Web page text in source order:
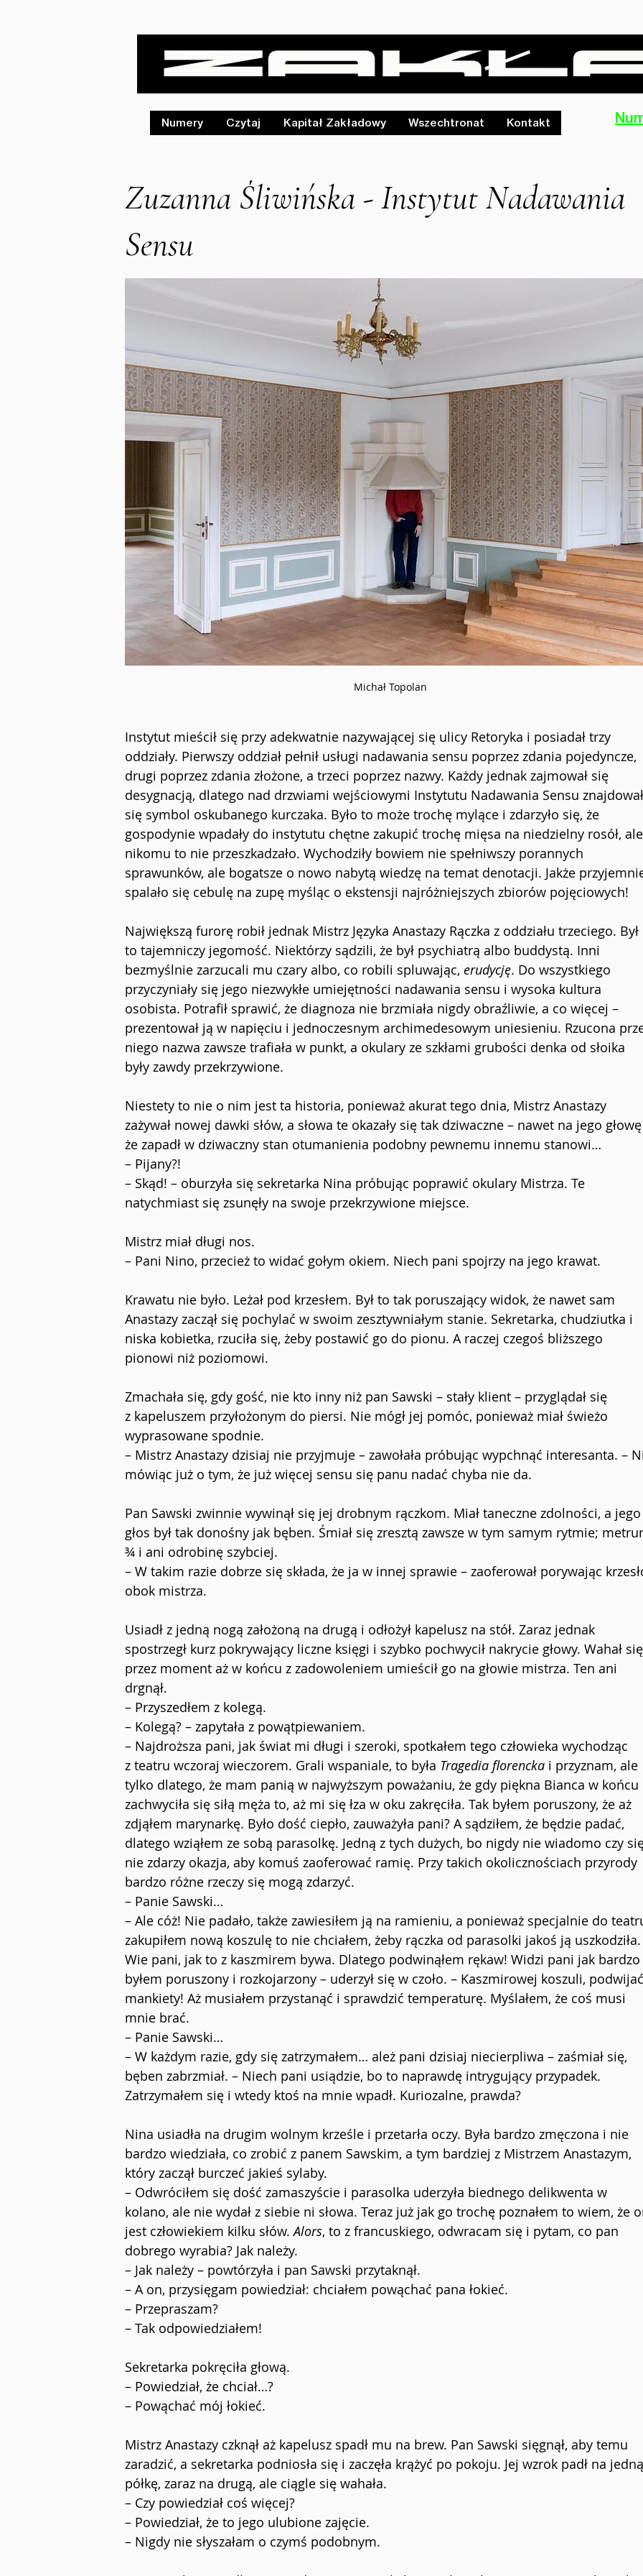
Numery Czytaj Kapitał Zakładowy Wszechtronat Kontakt
Zuzanna Śliwińska - Instytut Nadawania
Sensu
Michał Topolan
Instytut mieścił się przy adekwatnie nazywającej się ulicy Retoryka i posiadał trzy
oddziały. Pierwszy oddział pełnił usługi nadawania sensu poprzez zdania pojedyncze,
drugi poprzez zdania złożone, a trzeci poprzez nazwy. Każdy jednak zajmował się
desygnacją, dlatego nad drzwiami wejściowymi Instytutu Nadawania Sensu
się symbol oskubanego kurczaka. Było to może trochę mylące i zdarzyło się, że
gospodynie wpadały do instytutu chętne zakupić trochę mięsa na niedzielny rosół,
nikomu to nie przeszkadzało. Wychodziły bowiem nie spełniwszy porannych
sprawunków, ale bogatsze o nowo nabytą wiedzę na temat denotacji. Jakże
spalało się cebulę na zupę myśląc o ekstensji najróżniejszych zbiorów pojęciowych!
Największą furorę robił jednak Mistrz Języka Anastazy Rączka z oddziału trzeciego. Był
to tajemniczy jegomość. Niektórzy sądzili, że był psychiatrą albo buddystą. Inni
bezmyślnie zarzucali mu czary albo, co robili spluwając, erudycję. Do wszystkiego
przyczyniały się jego niezwykłe umiejętności nadawania sensu i wysoka kultura
osobista. Potrafił sprawić, że diagnoza nie brzmiała nigdy obraźliwie, a co więcej –
prezentował ją w napięciu i jednoczesnym archimedesowym uniesieniu. Rzucona
niego nazwa zawsze trafiała w punkt, a okulary ze szkłami grubości denka od słoika
były zawdy przekrzywione.
Niestety to nie o nim jest ta historia, ponieważ akurat tego dnia, Mistrz Anastazy
zażywał nowej dawki słów, a słowa te okazały się tak dziwaczne – nawet na jego
że zapadł w dziwaczny stan otumanienia podobny pewnemu innemu stanowi…
– Pijany?!
– Skąd! – oburzyła się sekretarka Nina próbując poprawić okulary Mistrza. Te
natychmiast się zsunęły na swoje przekrzywione miejsce.
Mistrz miał długi nos.
– Pani Nino, przecież to widać gołym okiem. Niech pani spojrzy na jego krawat.
Krawatu nie było. Leżał pod krzesłem. Był to tak poruszający widok, że nawet sam
Anastazy zaczął się pochylać w swoim zesztywniałym stanie. Sekretarka, chudziutka i
niska kobietka, rzuciła się, żeby postawić go do pionu. A raczej czegoś bliższego
pionowi niż poziomowi.
Zmachała się, gdy gość, nie kto inny niż pan Sawski – stały klient – przyglądał się
z kapeluszem przyłożonym do piersi. Nie mógł jej pomóc, ponieważ miał świeżo
wyprasowane spodnie.
– Mistrz Anastazy dzisiaj nie przyjmuje – zawołała próbując wypchnąć interesanta. –
mówiąc już o tym, że już więcej sensu się panu nadać chyba nie da.
Pan Sawski zwinnie wywinął się jej drobnym rączkom. Miał taneczne zdolności, a
głos był tak donośny jak bęben. Śmiał się zresztą zawsze w tym samym rytmie;
¾ i ani odrobinę szybciej.
– W takim razie dobrze się składa, że ja w innej sprawie – zaoferował porywając
obok mistrza.
Usiadł z jedną nogą założoną na drugą i odłożył kapelusz na stół. Zaraz jednak
spostrzegł kurz pokrywający liczne księgi i szybko pochwycił nakrycie głowy. Wahał
przez moment aż w końcu z zadowoleniem umieścił go na głowie mistrza. Ten ani
drgnął.
– Przyszedłem z kolegą.
– Kolegą? – zapytała z powątpiewaniem.
– Najdroższa pani, jak świat mi długi i szeroki, spotkałem tego człowieka wychodząc
z teatru wczoraj wieczorem. Grali wspaniale, to była Tragedia florencka i przyznam, ale
tylko dlatego, że mam panią w najwyższym poważaniu, że gdy piękna Bianca w końcu
zachwyciła się siłą męża to, aż mi się łza w oku zakręciła. Tak byłem poruszony, że aż
zdjąłem marynarkę. Było dość ciepło, zauważyła pani? A sądziłem, że będzie padać,
dlatego wziąłem ze sobą parasolkę. Jedną z tych dużych, bo nigdy nie wiadomo czy
nie zdarzy okazja, aby komuś zaoferować ramię. Przy takich okolicznościach przyrody
bardzo różne rzeczy się mogą zdarzyć.
– Panie Sawski…
– Ale cóż! Nie padało, także zawiesiłem ją na ramieniu, a ponieważ specjalnie do
zakupiłem nową koszulę to nie chciałem, żeby rączka od parasolki jakoś ją
Wie pani, jak to z kaszmirem bywa. Dlatego podwinąłem rękaw! Widzi pani jak bardzo
byłem poruszony i rozkojarzony – uderzył się w czoło. – Kaszmirowej koszuli,
mankiety! Aż musiałem przystanąć i sprawdzić temperaturę. Myślałem, że coś musi
mnie brać.
– Panie Sawski…
– W każdym razie, gdy się zatrzymałem… ależ pani dzisiaj niecierpliwa – zaśmiał się,
bęben zabrzmiał. – Niech pani usiądzie, bo to naprawdę intrygujący przypadek.
Zatrzymałem się i wtedy ktoś na mnie wpadł. Kuriozalne, prawda?
Nina usiadła na drugim wolnym krześle i przetarła oczy. Była bardzo zmęczona i nie
bardzo wiedziała, co zrobić z panem Sawskim, a tym bardziej z Mistrzem Anastazym,
który zaczął burczeć jakieś sylaby.
– Odwróciłem się dość zamaszyście i parasolka uderzyła biednego delikwenta w
kolano, ale nie wydał z siebie ni słowa. Teraz już jak go trochę poznałem to wiem, że
jest człowiekiem kilku słów. Alors, to z francuskiego, odwracam się i pytam, co pan
dobrego wyrabia? Jak należy.
– Jak należy – powtórzyła i pan Sawski przytaknął.
– A on, przysięgam powiedział: chciałem powąchać pana łokieć.
– Przepraszam?
– Tak odpowiedziałem!
Sekretarka pokręciła głową.
– Powiedział, że chciał…?
– Powąchać mój łokieć.
Mistrz Anastazy czknął aż kapelusz spadł mu na brew. Pan Sawski sięgnął, aby temu
zaradzić, a sekretarka podniosła się i zaczęła krążyć po pokoju. Jej wzrok padł na
półkę, zaraz na drugą, ale ciągle się wahała.
– Czy powiedział coś więcej?
– Powiedział, że to jego ulubione zajęcie.
– Nigdy nie słyszałam o czymś podobnym.